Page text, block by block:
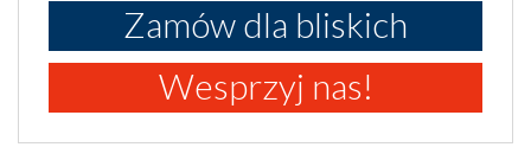
Zamów dla bliskich
Wesprzyj nas!